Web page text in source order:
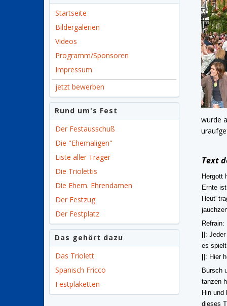
Startseite
Bildergalerien
Videos
Programm/Sponsoren
Impressum
jetzt bewerben
Rund um's Fest
Der Festausschuß
Die "Ehemaligen"
Liste aller Träger
Die Triolettis
Die Ehem. Ehrendamen
Der Festzug
Der Festplatz
Das gehört dazu
Das Triolett
Spanisch Fricco
Festplaketten
wurde
Text
Hergott
Ernte
Heut'
Refrain:
|:
es
|: Hier
Bursch
tanzen
Hin und
dieses